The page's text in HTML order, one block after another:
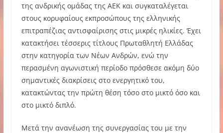
της ανδρικής ομάδας της ΑΕΚ και συγκαταλέγεται
στους κορυφαίους εκπροσώπους της ελληνικής
επιτραπέζιας αντισφαίρισης στις μικρές ηλικίες. Έχει
κατακτήσει τέσσερις τίτλους Πρωταθλητή Ελλάδας
στην κατηγορία των Νέων Ανδρών, ενώ την
περασμένη αγωνιστική περίοδο πρόσθεσε ακόμη δύο
σημαντικές διακρίσεις στο ενεργητικό του,
κατακτώντας την πρώτη θέση τόσο στο μικτό όσο και
στο μικτό διπλό.
Μετά την ανανέωση της συνεργασίας του με την